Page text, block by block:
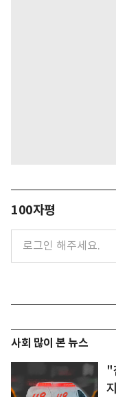
100자평
사회 많이 본 뉴스
"